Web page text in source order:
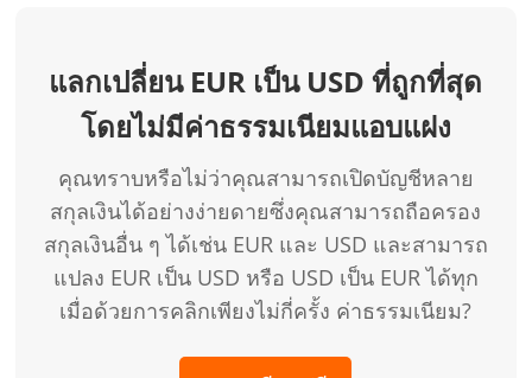
แลกเปลี่ยน EUR เป็น USD ที่ถูกที่สุด
โดยไม่มีค่าธรรมเนียมแอบแฝง
คุณทราบหรือไม่ว่าคุณสามารถเปิดบัญชีหลาย
สกุลเงินได้อย่างง่ายดายซึ่งคุณสามารถถือครอง
สกุลเงินอื่น ๆ ได้เช่น EUR และ USD และสามารถ
แปลง EUR เป็น USD หรือ USD เป็น EUR ได้ทุก
เมื่อด้วยการคลิกเพียงไม่กี่ครั้ง ค่าธรรมเนียม?